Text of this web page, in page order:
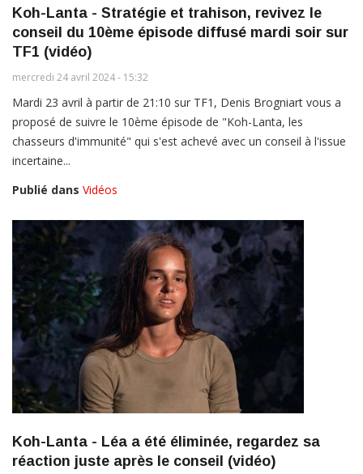
Koh-Lanta - Stratégie et trahison, revivez le
conseil du 10ème épisode diffusé mardi soir sur
TF1 (vidéo)
mercredi 24 avril 2024 - 15:32
Mardi 23 avril à partir de 21:10 sur TF1, Denis Brogniart vous a
proposé de suivre le 10ème épisode de "Koh-Lanta, les
chasseurs d'immunité" qui s'est achevé avec un conseil à l'issue
incertaine...
Publié dans Vidéos
Koh-Lanta - Léa a été éliminée, regardez sa
réaction juste après le conseil (vidéo)